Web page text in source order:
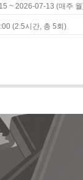
~ 2026-07-13 (매주
(2.5시간, 총 5회)